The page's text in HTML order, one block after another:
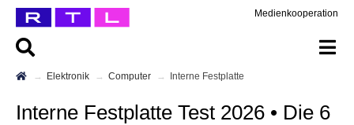
Medienkooperation
Elektronik Computer Interne Festplatte
Interne Festplatte Test 2026 • Die 6